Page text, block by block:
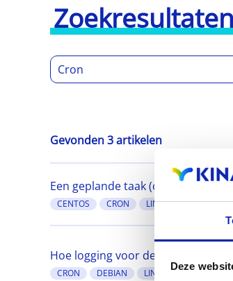
Deze
Gevonden 3 artikelen
Een geplande taak (cron job)
CENTOS CRON LINUX
Hoe logging voor de cron daemon
CRON DEBIAN LINUX LOGGING